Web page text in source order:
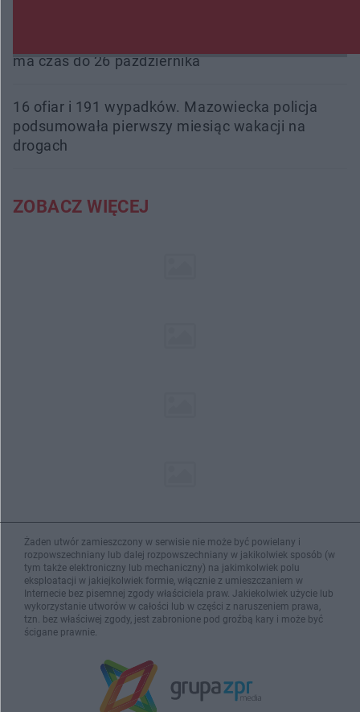
ma czas do 26 października
16 ofiar i 191 wypadków. Mazowiecka policja
podsumowała pierwszy miesiąc wakacji na
drogach
ZOBACZ WIĘCEJ
Żaden utwór zamieszczony w serwisie nie może być powielany i
rozpowszechniany lub dalej rozpowszechniany w jakikolwiek sposób (w
tym także elektroniczny lub mechaniczny) na jakimkolwiek polu
eksploatacji w jakiejkolwiek formie, włącznie z umieszczaniem w
Internecie bez pisemnej zgody właściciela praw. Jakiekolwiek użycie lub
wykorzystanie utworów w całości lub w części z naruszeniem prawa,
tzn. bez właściwej zgody, jest zabronione pod groźbą kary i może być
ścigane prawnie.